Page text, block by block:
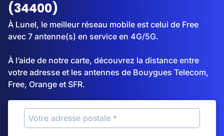
(34400)
À Lunel, le meilleur réseau mobile est celui de Free
avec 7 antenne(s) en service en 4G/5G.
À l’aide de notre carte, découvrez la distance entre
votre adresse et les antennes de Bouygues Telecom,
Free, Orange et SFR.